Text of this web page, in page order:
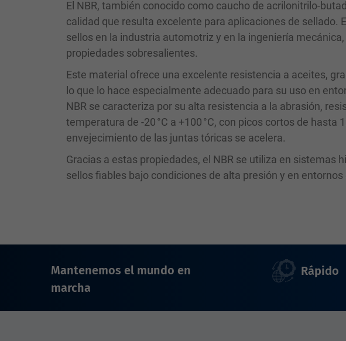
El NBR, también conocido como caucho de acrilonitrilo-
calidad que resulta excelente para aplicaciones de sellado.
sellos en la industria automotriz y en la ingeniería
propiedades sobresalientes.
Este material ofrece una excelente resistencia a aceites,
lo que lo hace especialmente adecuado para su uso en
NBR se caracteriza por su alta resistencia a la abrasión,
temperatura de -20 °C a +100 °C, con picos cortos de hasta
envejecimiento de las juntas tóricas se acelera.
Gracias a estas propiedades, el NBR se utiliza en sistemas
sellos fiables bajo condiciones de alta presión y en entornos
Mantenemos el mundo en
marcha
Rápido